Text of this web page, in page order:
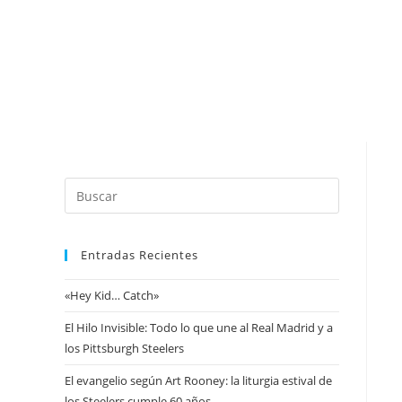
Entradas Recientes
«Hey Kid… Catch»
El Hilo Invisible: Todo lo que une al Real Madrid y a
los Pittsburgh Steelers
El evangelio según Art Rooney: la liturgia estival de